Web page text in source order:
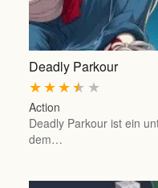
Deadly Parkour
★
★
★
★
★
Action
Deadly Parkour ist ein
dem…